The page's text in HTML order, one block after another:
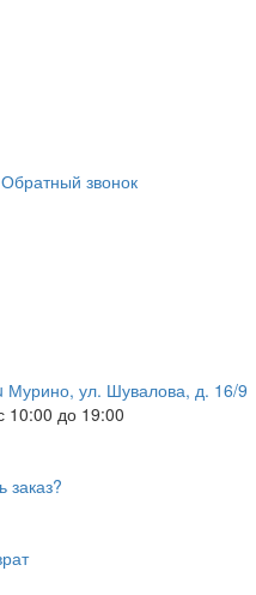
Обратный звонок
Мурино, ул. Шувалова, д. 16/9
10:00 до 19:00
заказ?